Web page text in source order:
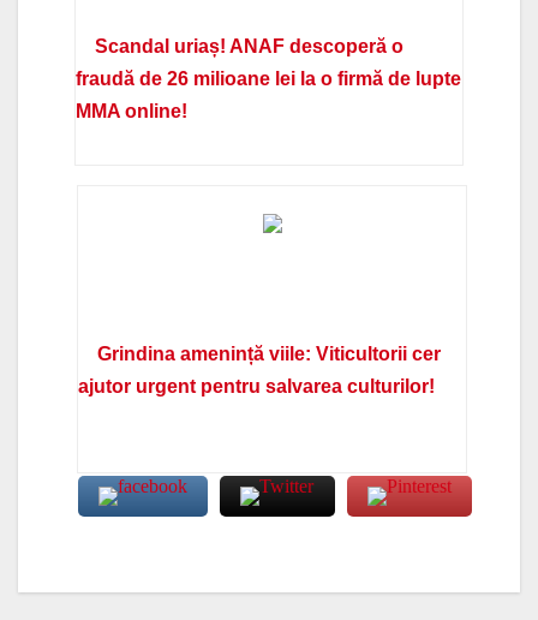
Scandal uriaș! ANAF descoperă o
fraudă de 26 milioane lei la o firmă de lupte
MMA online!
Grindina amenință viile: Viticultorii cer
ajutor urgent pentru salvarea culturilor!